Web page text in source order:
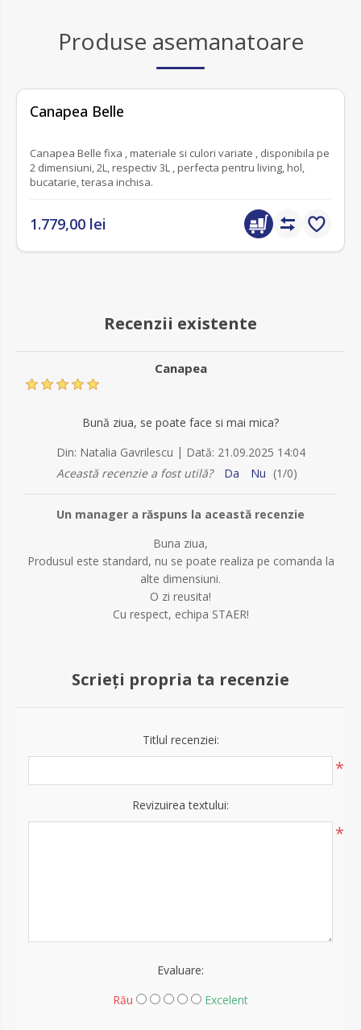
Produse asemanatoare
Canapea Belle
Canapea Belle fixa , materiale si culori variate , disponibila pe
2 dimensiuni, 2L, respectiv 3L , perfecta pentru living, hol,
bucatarie, terasa inchisa.
1.779,00 lei
Recenzii existente
Canapea
Bună ziua, se poate face si mai mica?
Din: Natalia Gavrilescu | Dată: 21.09.2025 14:04
Această recenzie a fost utilă?
Da Nu (1/0)
Un manager a răspuns la această recenzie
Buna ziua,
Produsul este standard, nu se poate realiza pe comanda la
alte dimensiuni.
O zi reusita!
Cu respect, echipa STAER!
Scrieți propria ta recenzie
Titlul recenziei:
*
Revizuirea textului:
*
Evaluare:
Rău
Excelent